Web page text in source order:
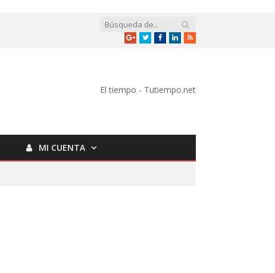
GoogleTwitterFacebookLinkedIn
RSS
El tiempo - Tutiempo.net
MI CUENTA